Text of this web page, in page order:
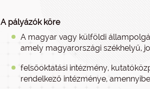
A pályázók köre
A magyar vagy külföldi
amely magyarországi székhelyű,
felsőoktatási intézmény,
rendelkező intézménye,